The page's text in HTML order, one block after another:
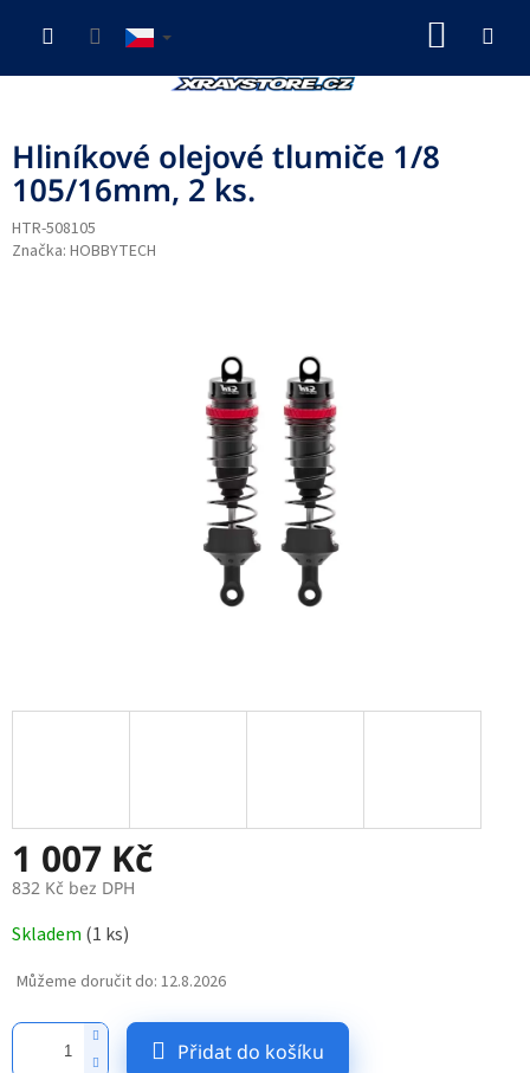
Hliníkové olejové tlumiče 1/8
105/16mm, 2 ks.
HTR-508105
Značka: HOBBYTECH
1 007 Kč
832 Kč bez DPH
cena:
Skladem (1 ks)
Můžeme doručit do: 12.8.2026
Přidat do košíku